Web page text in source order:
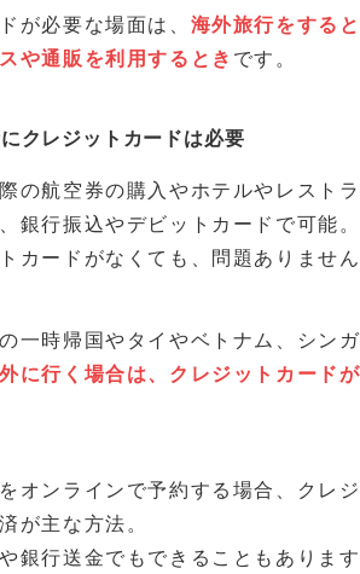
が必要な場面は、 海外旅行をする
や通販を利用するとき です。
クレジットカードは必要
の航空券の購入やホテルやレスト
銀行振込やデビットカードで可能。
カードがなくても、問題ありませ
一時帰国やタイやベトナム、シン
に行く場合は、クレジットカード
オンラインで予約する場合、クレ
が主な方法。
銀行送金でもできることもあります